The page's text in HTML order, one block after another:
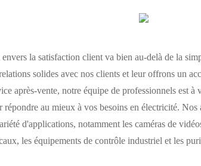
envers la satisfaction client va bien au-delà de la
solides avec nos clients et leur offrons un
après-vente, notre équipe de professionnels est
au mieux à vos besoins en électricité.
d'applications, notamment les caméras de
les équipements de contrôle industriel et les